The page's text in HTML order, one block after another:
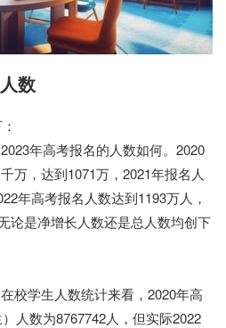
数
年高考报名的人数如何。2020
万，达到1071万，2021年报名人
年高考报名人数达到1193万人，
论是净增长人数还是总人数均创下
校学生人数统计来看，2020年高
人数为8767742人，但实际2022